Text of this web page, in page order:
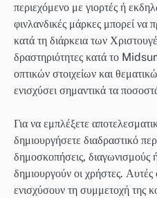
περιεχόμενο με γιορτές ή
φινλανδικές μάρκες μπορεί να
κατά τη διάρκεια των
δραστηριότητες κατά το
οπτικών στοιχείων και
ενισχύσει σημαντικά τα
Για να εμπλέξετε
δημιουργήσετε διαδραστικό
δημοσκοπήσεις, διαγωνισμούς
δημιουργούν οι χρήστες. Αυτές
ενισχύσουν τη συμμετοχή της